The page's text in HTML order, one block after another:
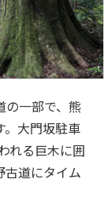
の一部で、熊
。大門坂駐車
れる巨木に囲
古道にタイム